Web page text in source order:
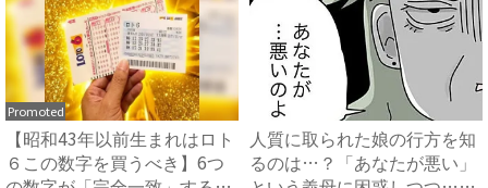
Promoted
【昭和43年以前生まれはロト
６この数字を買うべき】6つ
人質に取られた娘の行方を知
るのは…？「あなたが悪い」